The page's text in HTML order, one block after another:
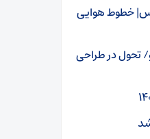
خطوط هوایی
لوگوی اپل در آیفون ۱۷ پرو/ تحول در طراحی